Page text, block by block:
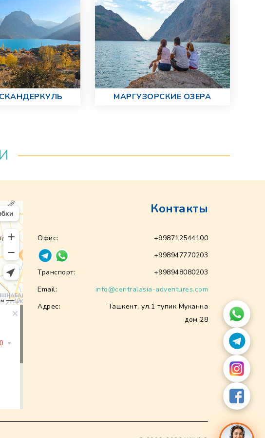
МАРГУЗОРСКИЕ ОЗЕРА
Контакты
Офис:
+998712544100
+998947770203
Транспорт:
+998948080203
Email:
info@centralasia-adventures.com
Адрес:
Ташкент, ул.1 тупик Муканна
дом 28